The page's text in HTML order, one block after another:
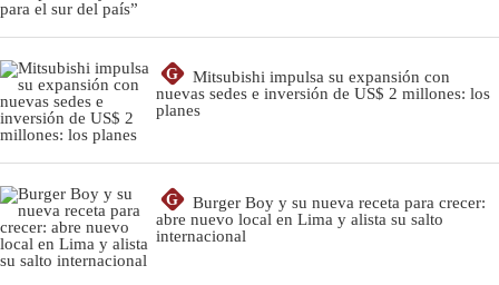
G
Mitsubishi impulsa su expansión con
nuevas sedes e inversión de US$ 2 millones: los
planes
G
Burger Boy y su nueva receta para crecer:
abre nuevo local en Lima y alista su salto
internacional